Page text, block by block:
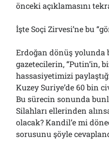
önceki açıklamasını
İşte Soçi Zirvesi’ne bu
Erdoğan dönüş yolunda
gazetecilerin, “Putin’in,
hassasiyetimizi
Kuzey Suriye’de 60 bin
Bu sürecin sonunda
Silahları ellerinden
olacak? Kandil’e mi
sorusunu şöyle